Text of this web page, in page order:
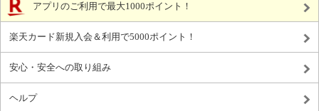
アプリのご利用で最大1000ポイント！
楽天カード新規入会＆利用で5000ポイント！
安心・安全への取り組み
ヘルプ